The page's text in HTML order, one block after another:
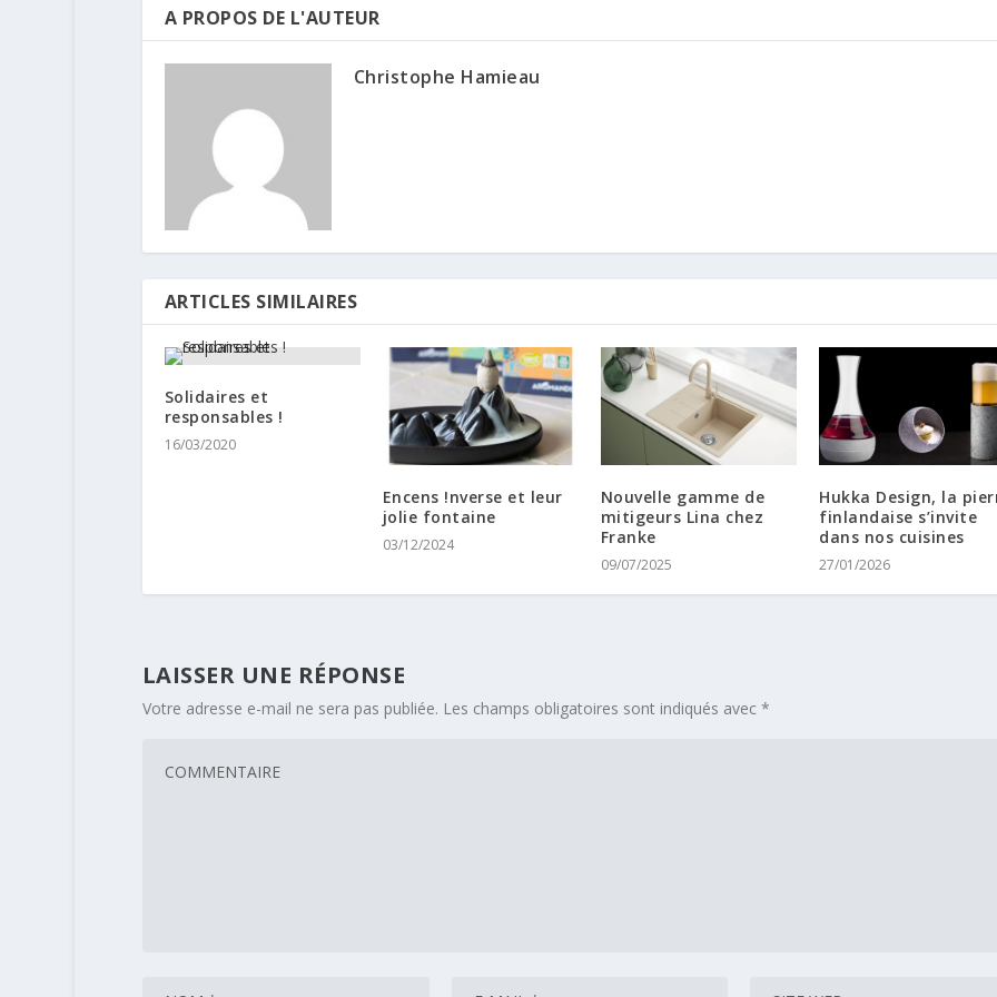
A PROPOS DE L'AUTEUR
Christophe Hamieau
ARTICLES SIMILAIRES
Solidaires et
responsables !
16/03/2020
Encens !nverse et leur
jolie fontaine
03/12/2024
Nouvelle gamme de
mitigeurs Lina chez
Franke
09/07/2025
Hukka Design, la
finlandaise s’invite
dans nos cuisines
27/01/2026
LAISSER UNE RÉPONSE
Votre adresse e-mail ne sera pas publiée. Les champs obligatoires sont indiqués avec *